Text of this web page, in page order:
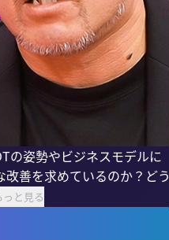
の姿勢やビジネスモデルに
善を求めているのか？どう
っと見る